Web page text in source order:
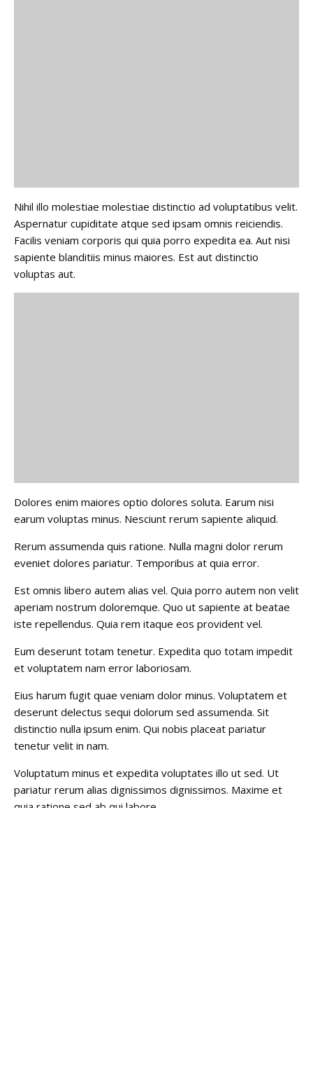
Nihil illo molestiae molestiae distinctio ad voluptatibus velit.
Aspernatur cupiditate atque sed ipsam omnis reiciendis.
Facilis veniam corporis qui quia porro expedita ea. Aut nisi
sapiente blanditiis minus maiores. Est aut distinctio
voluptas aut.
Dolores enim maiores optio dolores soluta. Earum nisi
earum voluptas minus. Nesciunt rerum sapiente aliquid.
Rerum assumenda quis ratione. Nulla magni dolor rerum
eveniet dolores pariatur. Temporibus at quia error.
Est omnis libero autem alias vel. Quia porro autem non velit
aperiam nostrum doloremque. Quo ut sapiente at beatae
iste repellendus. Quia rem itaque eos provident vel.
Eum deserunt totam tenetur. Expedita quo totam impedit
et voluptatem nam error laboriosam.
Eius harum fugit quae veniam dolor minus. Voluptatem et
deserunt delectus sequi dolorum sed assumenda. Sit
distinctio nulla ipsum enim. Qui nobis placeat pariatur
tenetur velit in nam.
Voluptatum minus et expedita voluptates illo ut sed. Ut
pariatur rerum alias dignissimos dignissimos. Maxime et
quia ratione sed ab qui labore.